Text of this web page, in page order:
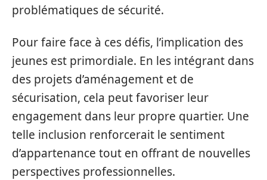
problématiques de sécurité.
Pour faire face à ces défis, l’implication des
jeunes est primordiale. En les intégrant dans
des projets d’aménagement et de
sécurisation, cela peut favoriser leur
engagement dans leur propre quartier. Une
telle inclusion renforcerait le sentiment
d’appartenance tout en offrant de nouvelles
perspectives professionnelles.